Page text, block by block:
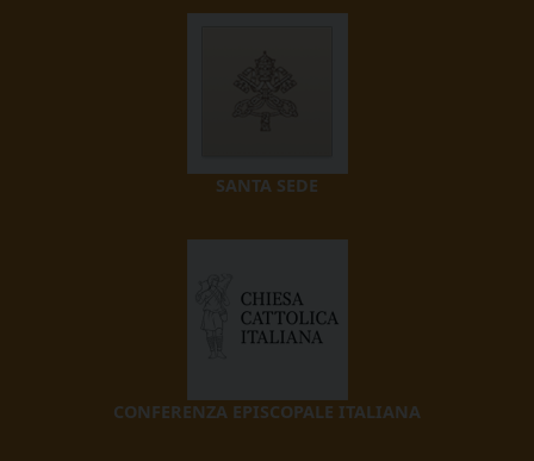
SANTA SEDE
CONFERENZA EPISCOPALE ITALIANA